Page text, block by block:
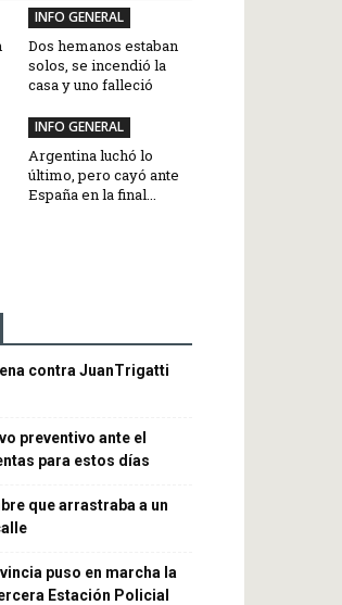
INFO GENERAL
Dos hemanos estaban
solos, se incendió la
casa y uno falleció
INFO GENERAL
Argentina luchó lo
último, pero cayó ante
España en la final...
contra JuanTrigatti
preventivo ante el
para estos días
que arrastraba a un
puso en marcha la
Estación Policial